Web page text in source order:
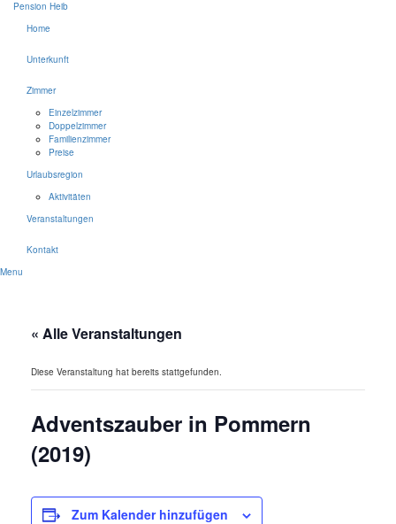
Pension Heib
Home
Unterkunft
Zimmer
Einzelzimmer
Doppelzimmer
Familienzimmer
Preise
Urlaubsregion
Aktivitäten
Veranstaltungen
Kontakt
Menu
« Alle Veranstaltungen
Diese Veranstaltung hat bereits stattgefunden.
Adventszauber in Pommern
(2019)
Zum Kalender hinzufügen